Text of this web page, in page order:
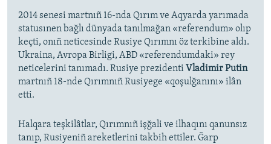
2014 senesi martnıñ 16-nda Qırım ve Aqyarda yarımada
statusınen bağlı dünyada tanılmağan «referendum» olıp
keçti, onıñ neticesinde Rusiye Qırımnı öz terkibine aldı.
Ukraina, Avropa Birligi, ABD «referendumdaki» rey
neticelerini tanımadı. Rusiye prezidenti Vladimir Putin
martnıñ 18-nde Qırımnıñ Rusiyege «qoşulğanını» ilân
etti.
Halqara teşkilâtlar, Qırımnıñ işğali ve ilhaqını qanunsız
tanıp, Rusiyeniñ areketlerini takbih ettiler. Ğarp